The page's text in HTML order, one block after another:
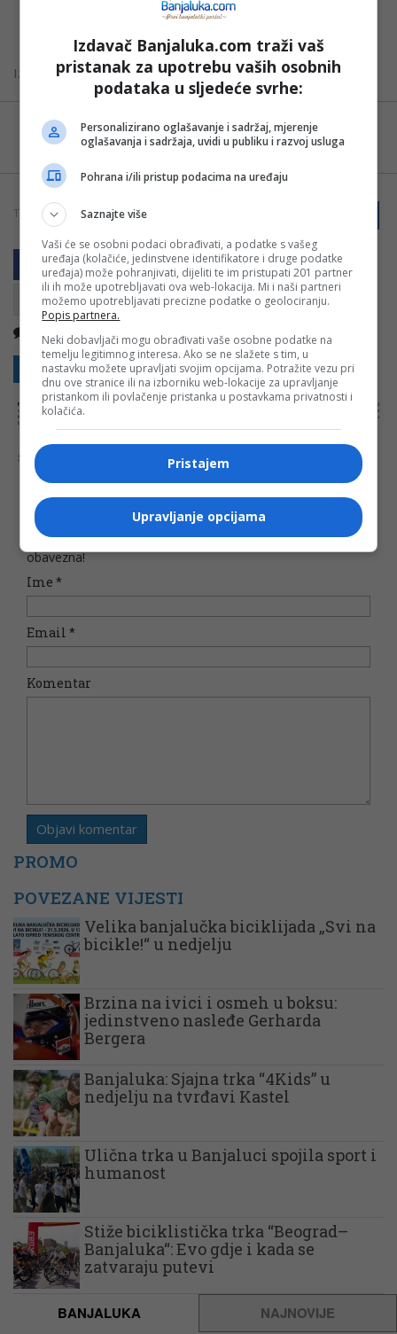
jednom pokazali da su pravi šampioni! Hvala svim
Izvor: Nezavisne
Možete nas pratiti i putem aplikacije za
Android
TAGOVI: BANJALUKA
Kopirati
Nema komentara
Sakrij sve komentare Prikaži komentare
NAPOMENA:
Komentari odražavaju stavove njihovih autora, a ne nužno i stavove internet portala Banjaluka.com. Molimo korisnike da se suzdrže od
vrijeđanja, psovanja i vulgarnog izražavanja. Portal Banjaluka.com zadržava pravo da obriše komentar bez najave i objašnjenja. Zbog velikog broja
komentara Banjaluka.com nije dužan obrisati sve komentare koji krše pravila. Kao čitalac takođe prihvatate mogućnost da među komentarima mogu
biti pronađeni sadržaji koji mogu biti u suprotnosti sa vašim vjerskim, moralnim i drugim načelima i uvjerenjima.
Šta mislite o ovoj temi?
Vaša e-mail adresa neće biti objavljena. Sva polja su
obavezna!
Ime *
Email *
Komentar
PROMO
POVEZANE VIJESTI
Velika banjalučka biciklijada „Svi na
bicikle!“ u nedjelju
Brzina na ivici i osmeh u boksu:
jedinstveno nasleđe Gerharda
Bergera
Banjaluka: Sjajna trka “4Kids” u
nedjelju na tvrđavi Kastel
Ulična trka u Banjaluci spojila sport i
humanost
Stiže biciklistička trka “Beograd–
Banjaluka“: Evo gdje i kada se
zatvaraju putevi
BANJALUKA NAJNOVIJE
Izdavač Banjaluka.com traži vaš
pristanak za upotrebu vaših osobnih
podataka u sljedeće svrhe:
Personalizirano oglašavanje i sadržaj, mjerenje
oglašavanja i sadržaja, uvidi u publiku i razvoj usluga
Pohrana i/ili pristup podacima na uređaju
Saznajte više
Vaši će se osobni podaci obrađivati, a podatke s vašeg
uređaja (kolačiće, jedinstvene identifikatore i druge podatke
uređaja) može pohranjivati, dijeliti te im pristupati 201 partner
ili ih može upotrebljavati ova web-lokacija. Mi i naši partneri
možemo upotrebljavati precizne podatke o geolociranju.
Popis partnera.
Neki dobavljači mogu obrađivati vaše osobne podatke na
temelju legitimnog interesa. Ako se ne slažete s tim, u
nastavku možete upravljati svojim opcijama. Potražite vezu pri
dnu ove stranice ili na izborniku web-lokacije za upravljanje
pristankom ili povlačenje pristanka u postavkama privatnosti i
kolačića.
Pristajem
Upravljanje opcijama